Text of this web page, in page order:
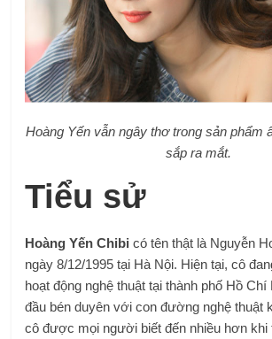
Hoàng Yến vẫn ngây thơ trong sản phẩm
sắp ra mắt.
Tiểu sử
Hoàng Yến Chibicó tên thật là Nguyễn
ngày 8/12/1995 tại Hà Nội. Hiện tại, cô
hoạt động nghệ thuật tại thành phố Hồ Chí
đầu bén duyên với con đường nghệ thuật
cô được mọi người biết đến nhiều hơn